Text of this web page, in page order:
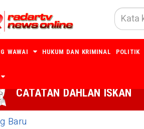
WAWAI HUKUM DAN KRIMINAL POLITIK
CATATAN DAHLAN ISKAN
Baru